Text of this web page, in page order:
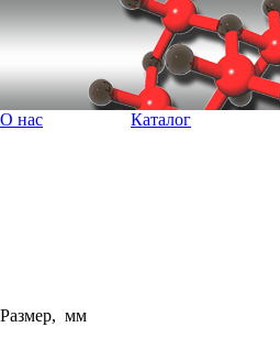
О нас Каталог
Размер, мм